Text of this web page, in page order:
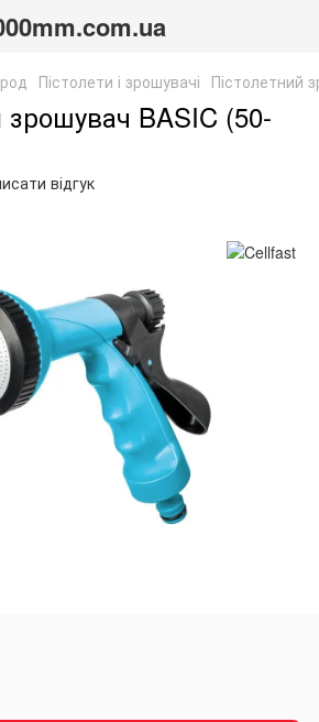
Пістолети і зрошувачі Пістолетний
зрошувач BASIC (50-
відгук